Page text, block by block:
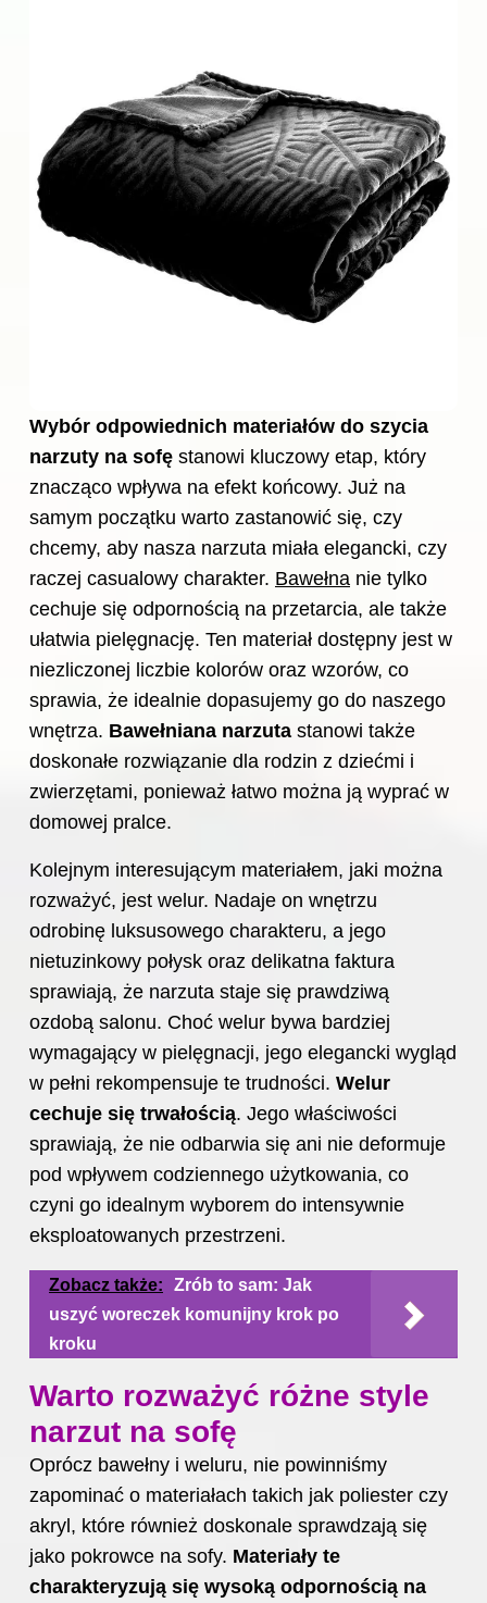
Wybór odpowiednich materiałów do szycia
narzuty na sofę stanowi kluczowy etap, który
znacząco wpływa na efekt końcowy. Już na
samym początku warto zastanowić się, czy
chcemy, aby nasza narzuta miała elegancki, czy
raczej casualowy charakter. Bawełna nie tylko
cechuje się odpornością na przetarcia, ale także
ułatwia pielęgnację. Ten materiał dostępny jest w
niezliczonej liczbie kolorów oraz wzorów, co
sprawia, że idealnie dopasujemy go do naszego
wnętrza. Bawełniana narzuta stanowi także
doskonałe rozwiązanie dla rodzin z dziećmi i
zwierzętami, ponieważ łatwo można ją wyprać w
domowej pralce.
Kolejnym interesującym materiałem, jaki można
rozważyć, jest welur. Nadaje on wnętrzu
odrobinę luksusowego charakteru, a jego
nietuzinkowy połysk oraz delikatna faktura
sprawiają, że narzuta staje się prawdziwą
ozdobą salonu. Choć welur bywa bardziej
wymagający w pielęgnacji, jego elegancki wygląd
w pełni rekompensuje te trudności. Welur
cechuje się trwałością. Jego właściwości
sprawiają, że nie odbarwia się ani nie deformuje
pod wpływem codziennego użytkowania, co
czyni go idealnym wyborem do intensywnie
eksploatowanych przestrzeni.
Zobacz także:
Zrób to sam: Jak
uszyć woreczek komunijny krok po
kroku
Warto rozważyć różne style
narzut na sofę
Oprócz bawełny i weluru, nie powinniśmy
zapominać o materiałach takich jak poliester czy
akryl, które również doskonale sprawdzają się
jako pokrowce na sofy. Materiały te
charakteryzują się wysoką odpornością na